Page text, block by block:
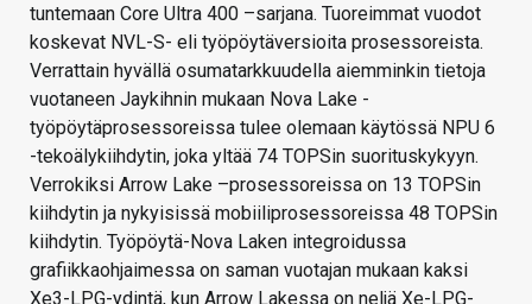
tuntemaan Core Ultra 400 –sarjana. Tuoreimmat vuodot
koskevat NVL-S- eli työpöytäversioita prosessoreista.
Verrattain hyvällä osumatarkkuudella aiemminkin tietoja
vuotaneen Jaykihnin mukaan Nova Lake -
työpöytäprosessoreissa tulee olemaan käytössä NPU 6
-tekoälykiihdytin, joka yltää 74 TOPSin suorituskykyyn.
Verrokiksi Arrow Lake –prosessoreissa on 13 TOPSin
kiihdytin ja nykyisissä mobiiliprosessoreissa 48 TOPSin
kiihdytin. Työpöytä-Nova Laken integroidussa
grafiikkaohjaimessa on saman vuotajan mukaan kaksi
Xe3-LPG-ydintä, kun Arrow Lakessa on neljä Xe-LPG-